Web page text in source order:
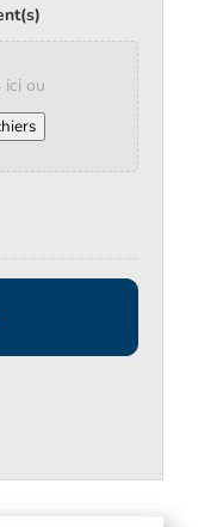
ici ou